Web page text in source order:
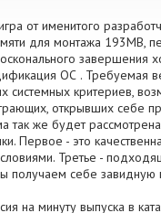
от именитого
для монтажа 193MB,
завершения
ОС . Требуемая
системных критериев,
открывших себе
же будет
Первое - это
Третье -
получаем себе завидную
на минуту выпуска в